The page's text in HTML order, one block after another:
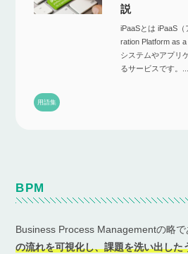
説
iPaaSとは iPaaS
ration Platform as
システムやアプリ
るサービスです。...
用語集
BPM
Business Process Managementの略
の流れを可視化し、課題を洗い出した